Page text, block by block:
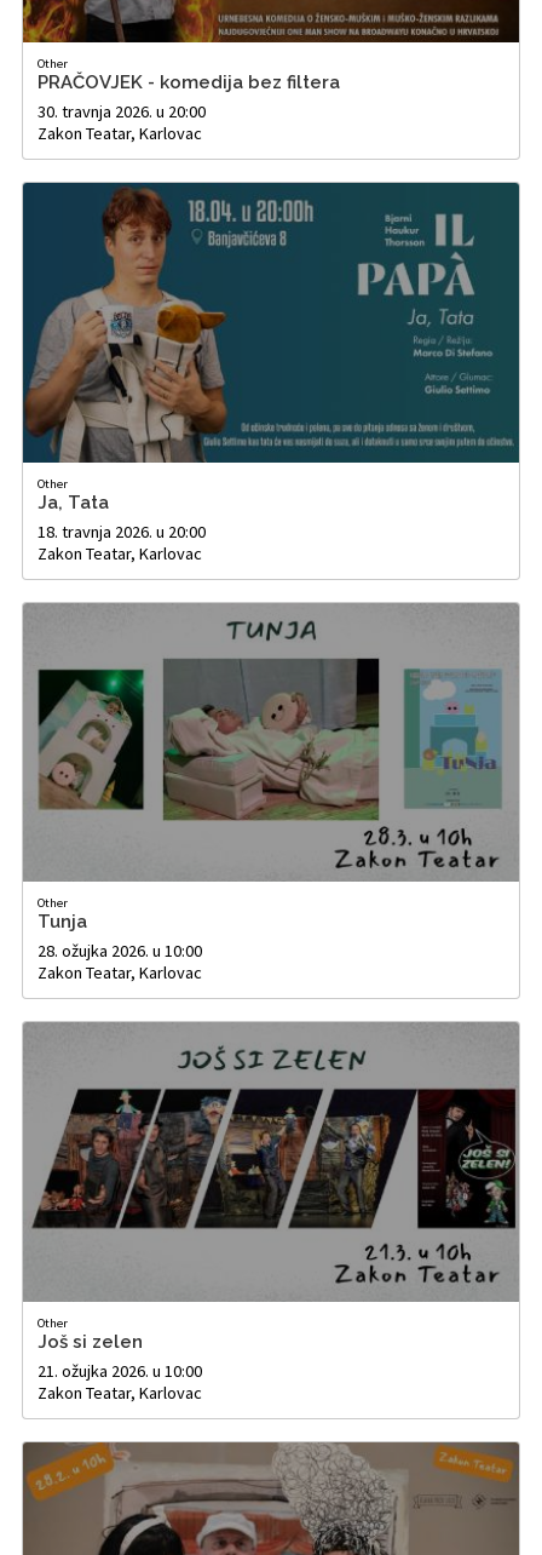
Other
PRAČOVJEK - komedija bez filtera
30. travnja 2026. u 20:00
Zakon Teatar, Karlovac
Other
Ja, Tata
18. travnja 2026. u 20:00
Zakon Teatar, Karlovac
Other
Tunja
28. ožujka 2026. u 10:00
Zakon Teatar, Karlovac
Other
Još si zelen
21. ožujka 2026. u 10:00
Zakon Teatar, Karlovac